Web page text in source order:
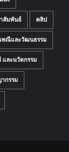
สัมพันธ์ คลิป
พณีและวัฒนธรรม
และนวัตกรรม
กรรม